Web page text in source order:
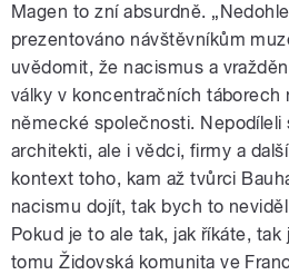
Magen to zní absurdně.
prezentováno návštěvníkům
uvědomit, že nacismus a
války v koncentračních táborech
německé společnosti. Nepodíleli
architekti, ale i vědci, firmy a
kontext toho, kam až tvůrci
nacismu dojít, tak bych to
Pokud je to ale tak, jak říkáte,
tomu Židovská komunita ve